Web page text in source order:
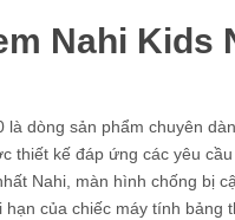
Nahi Kids
là dòng sản phẩm chuyên
thiết kế đáp ứng các yêu
Nahi, màn hình chống bị
của chiếc máy tính bảng